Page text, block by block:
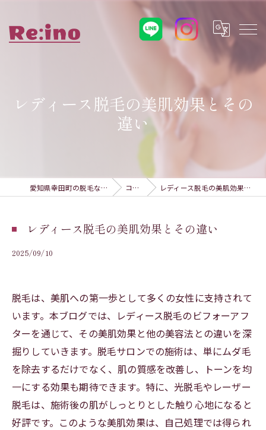
レディース脱毛の美肌効果とその
違い
愛知県幸田町の脱毛ならRe:ino コラム レディース脱毛の美肌効果とその違い
レディース脱毛の美肌効果とその違い
2025/09/10
脱毛は、美肌への第一歩として多くの女性に支持されて
います。本ブログでは、レディース脱毛のビフォーアフ
ターを通じて、その美肌効果と他の美容法との違いを深
掘りしていきます。脱毛サロンでの施術は、単にムダ毛
を除去するだけでなく、肌の質感を改善し、トーンを均
一にする効果も期待できます。特に、光脱毛やレーザー
脱毛は、施術後の肌がしっとりとした触り心地になると
好評です。このような美肌効果は、自己処理では得られ